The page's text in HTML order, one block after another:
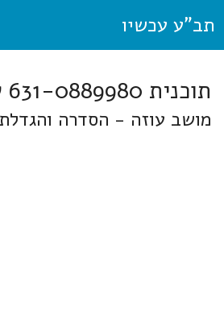
תב"ע עכשיו
תוכנית 631-0889980 שפיר
מושב עוזה - הסדרה